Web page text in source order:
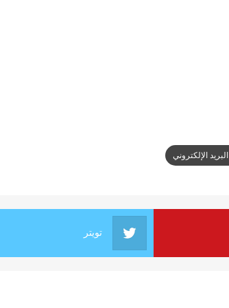
البريد الإلكتروني
تويتر